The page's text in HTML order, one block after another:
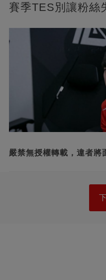
賽季TES別讓粉絲
嚴禁無授權轉載，違者將